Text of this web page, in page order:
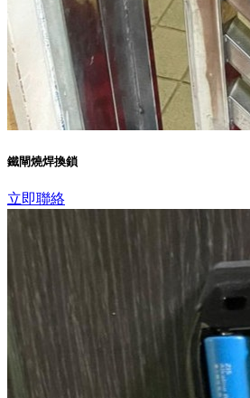
鐵閘燒焊換鎖
立即聯絡